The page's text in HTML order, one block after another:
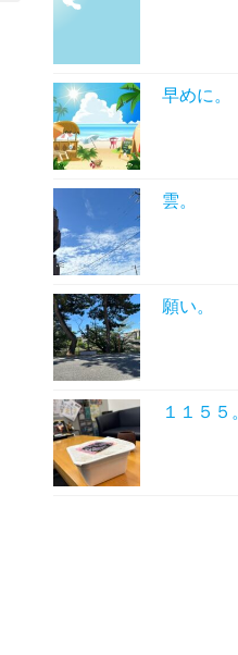
早めに。
雲。
願い。
１１５５